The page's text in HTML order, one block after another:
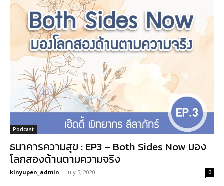
Podcast
ธนาคารความสุข : EP3 – Both Sides Now มอง
โลกสองด้านตามความจริง
kinyupen_admin - July 5, 2020 0